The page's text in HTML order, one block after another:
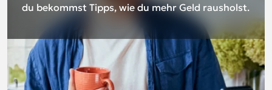
du bekommst Tipps, wie du mehr Geld rausholst.